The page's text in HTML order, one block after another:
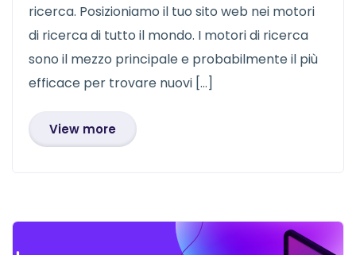
ricerca. Posizioniamo il tuo sito web nei motori
di ricerca di tutto il mondo. I motori di ricerca
sono il mezzo principale e probabilmente il più
efficace per trovare nuovi […]
View more